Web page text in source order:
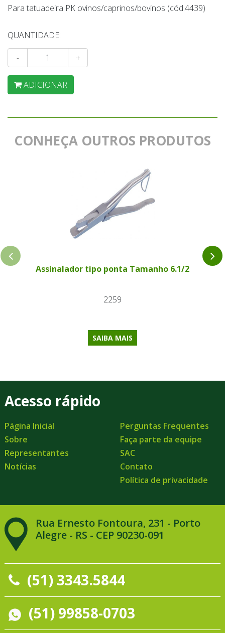
Para tatuadeira PK ovinos/caprinos/bovinos (cód.4439)
QUANTIDADE:
- +
ADICIONAR
CONHEÇA OUTROS PRODUTOS
Assinalador tipo ponta Tamanho 6.1/2
2259
SAIBA MAIS
Acesso rápido
Página Inicial
Sobre
Representantes
Notícias
Perguntas Frequentes
Faça parte da equipe
SAC
Contato
Política de privacidade
Rua Ernesto Fontoura, 231 - Porto
Alegre - RS - CEP 90230-091
(51) 3343.5844
(51) 99858-0703